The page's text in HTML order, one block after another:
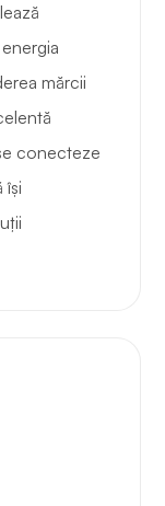
mărcii
conecteze
își